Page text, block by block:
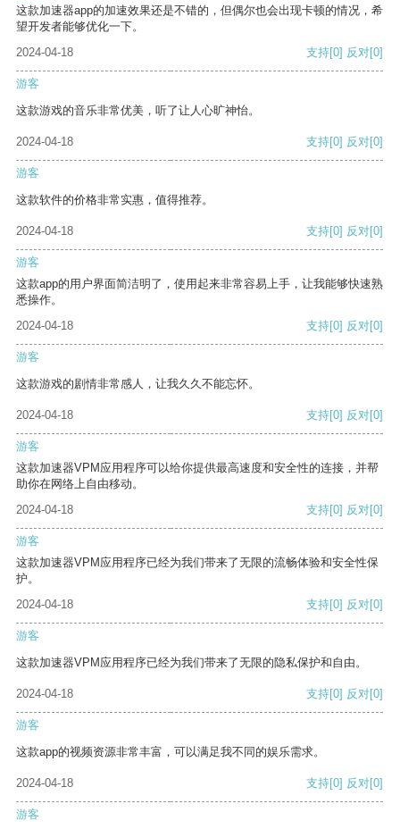
这款加速器app的加速效果还是不错的，但偶尔也会出现卡顿的情况，希
望开发者能够优化一下。
2024-04-18
支持[0] 反对[0]
游客
这款游戏的音乐非常优美，听了让人心旷神怡。
2024-04-18 支持[0] 反对[0]
游客
这款软件的价格非常实惠，值得推荐。
2024-04-18 支持[0] 反对[0]
游客
这款app的用户界面简洁明了，使用起来非常容易上手，让我能够快速熟
悉操作。
2024-04-18
支持[0] 反对[0]
游客
这款游戏的剧情非常感人，让我久久不能忘怀。
2024-04-18 支持[0] 反对[0]
游客
这款加速器VPM应用程序可以给你提供最高速度和安全性的连接，并帮
助你在网络上自由移动。
2024-04-18
支持[0] 反对[0]
游客
这款加速器VPM应用程序已经为我们带来了无限的流畅体验和安全性保
护。
2024-04-18
支持[0] 反对[0]
游客
这款加速器VPM应用程序已经为我们带来了无限的隐私保护和自由。
2024-04-18 支持[0] 反对[0]
游客
这款app的视频资源非常丰富，可以满足我不同的娱乐需求。
2024-04-18 支持[0] 反对[0]
游客